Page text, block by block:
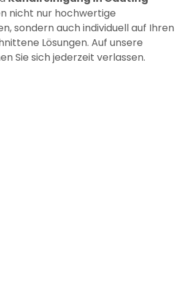
nicht nur hochwertige
sondern auch individuell auf Ihren
Lösungen. Auf unsere
Sie sich jederzeit verlassen.